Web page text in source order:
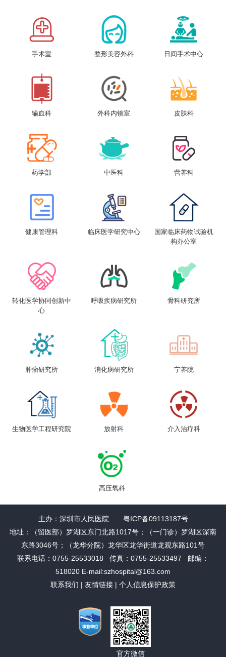
手术室 整形美容外科 日间手术中心
输血科 外科内镜室 皮肤科
药学部 中医科 营养科
健康管理科 临床医学研究中心
国家临床药物试验机
构办公室
转化医学协同创新中
心
呼吸疾病研究所 骨科研究所
肿瘤研究所 消化病研究所 宁养院
生物医学工程研究院 放射科 介入治疗科
高压氧科
主办：深圳市人民医院 粤ICP备09113187号
地址：（留医部）罗湖区东门北路1017号；（一门诊）罗湖区深南
东路3046号；（龙华分院）龙华区龙华街道龙观东路101号
联系电话：0755-25533018 传真：0755-25533497 邮编：
518020 E-mail:szhospital@163.com
联系我们 | 友情链接 | 个人信息保护政策
官方微信